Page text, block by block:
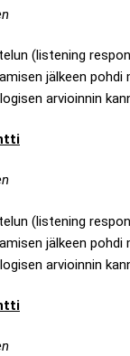
(listening
jälkeen pohdi
arvioinnin
(listening
jälkeen pohdi
arvioinnin